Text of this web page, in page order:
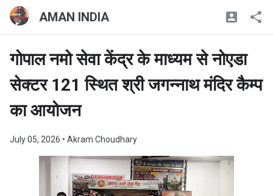
AMAN INDIA
गोपाल नमो सेवा केंद्र के माध्यम से नोएडा
सेक्टर 121 स्थित श्री जगन्नाथ मंदिर कैम्प
का आयोजन
July 05, 2026 • Akram Choudhary